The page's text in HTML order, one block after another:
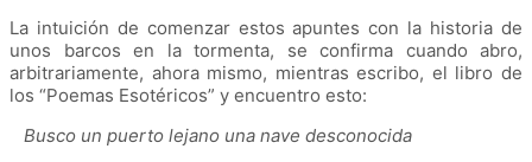
La intuición de comenzar estos apuntes con la historia de
unos barcos en la tormenta, se confirma cuando abro,
arbitrariamente, ahora mismo, mientras escribo, el libro de
los “Poemas Esotéricos” y encuentro esto:
Busco un puerto lejano una nave desconocida